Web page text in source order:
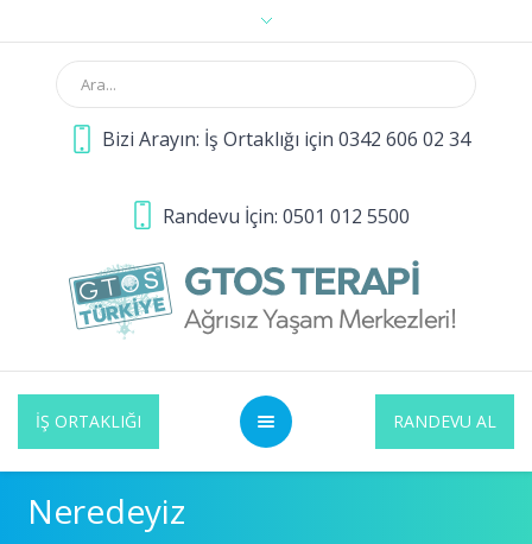
Bizi Arayın: İş Ortaklığı için 0342 606 02 34
Randevu İçin: 0501 012 5500
İŞ ORTAKLIĞI RANDEVU AL
Neredeyiz